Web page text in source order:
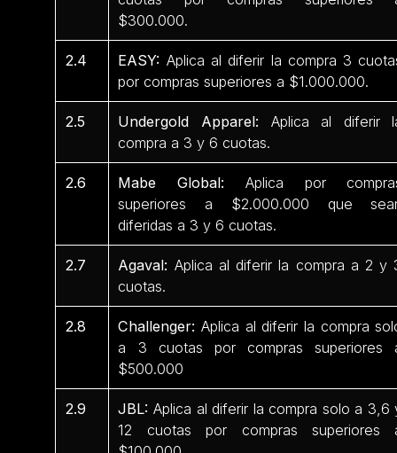
$300.000.
2.4 EASY: Aplica al diferir la compra 3
por compras superiores a $1.000.000.
2.5 Undergold Apparel: Aplica al diferir
compra a 3 y 6 cuotas.
2.6 Mabe Global: Aplica por
superiores a $2.000.000 que
diferidas a 3 y 6 cuotas.
2.7 Agaval: Aplica al diferir la compra a 2 y
cuotas.
2.8 Challenger:Aplica al diferir la compra
a 3 cuotas por compras superiores
$500.000
2.9 JBL: Aplica al diferir la compra solo a 3,6
12 cuotas por compras superiores